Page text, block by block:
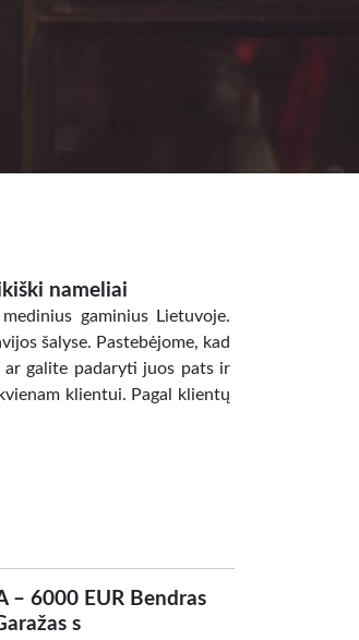
nameliai
gaminius Lietuvoje.
šalyse. Pastebėjome, kad
galite padaryti juos pats ir
klientui. Pagal klientų
– 6000 EUR Bendras
s